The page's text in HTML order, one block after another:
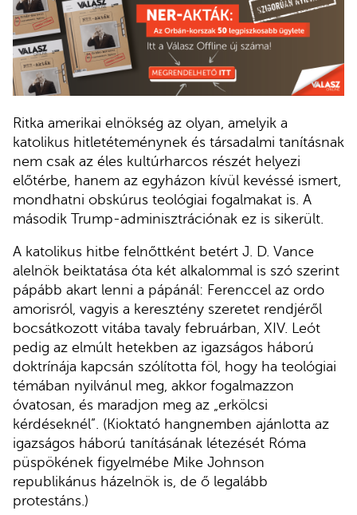
Ritka amerikai elnökség az olyan, amelyik a
katolikus hitletéteménynek és társadalmi tanításnak
nem csak az éles kultúrharcos részét helyezi
előtérbe, hanem az egyházon kívül kevéssé ismert,
mondhatni obskúrus teológiai fogalmakat is. A
második Trump-adminisztrációnak ez is sikerült.
A katolikus hitbe felnőttként betért J. D. Vance
alelnök beiktatása óta két alkalommal is szó szerint
pápább akart lenni a pápánál: Ferenccel az ordo
amorisról, vagyis a keresztény szeretet rendjéről
bocsátkozott vitába tavaly februárban, XIV. Leót
pedig az elmúlt hetekben az igazságos háború
doktrínája kapcsán szólította föl, hogy ha teológiai
témában nyilvánul meg, akkor fogalmazzon
óvatosan, és maradjon meg az „erkölcsi
kérdéseknél”. (Kioktató hangnemben ajánlotta az
igazságos háború tanításának létezését Róma
püspökének figyelmébe Mike Johnson
republikánus házelnök is, de ő legalább
protestáns.)